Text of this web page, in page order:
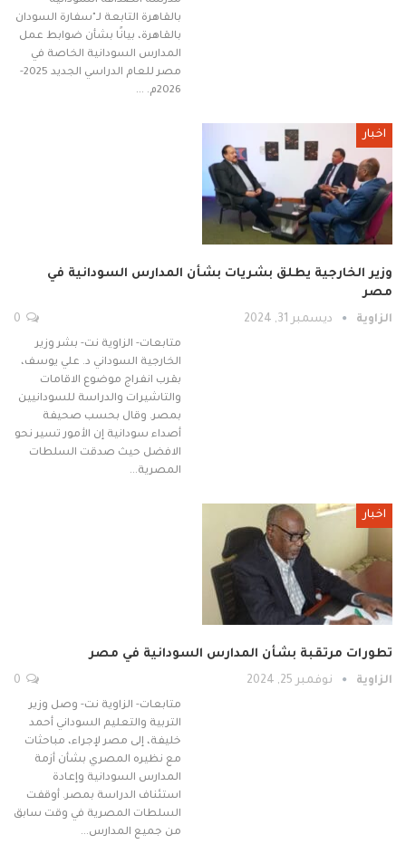
بالقاهرة التابعة لـ"سفارة السودان
بالقاهرة، بيانًا بشأن ضوابط عمل
المدارس السودانية الخاصة في
مصر للعام الدراسي الجديد 2025-
2026م. …
اخبار
وزير الخارجية يطلق بشريات بشأن المدارس السودانية في
مصر
الزاوية ديسمبر 31, 2024
متابعات- الزاوية نت- بشر وزير
الخارجية السوداني د. علي يوسف،
بقرب انفراج موضوع الاقامات
والتاشيرات والدراسة للسودانيين
بمصر. وقال بحسب صحيفة
أصداء سودانية إن الأمور تسير نحو
الافضل حيث صدقت السلطات
المصرية…
اخبار
تطورات مرتقبة بشأن المدارس السودانية في مصر
الزاوية نوفمبر 25, 2024
متابعات- الزاوية نت- وصل وزير
التربية والتعليم السوداني أحمد
خليفة، إلى مصر لإجراء، مباحثات
مع نظيره المصري بشأن أزمة
المدارس السودانية وإعادة
استئناف الدراسة بمصر. أوقفت
السلطات المصرية في وقت سابق
من جميع المدارس…